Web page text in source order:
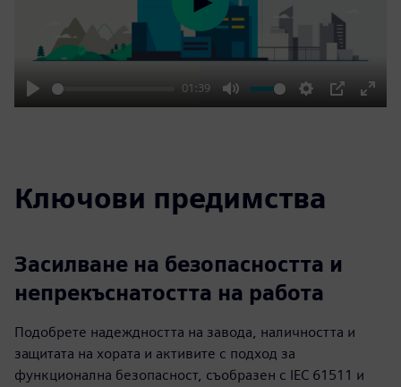
Play
01:39
Mute Settings
PIP
Enter
Play
Ключови предимства
Засилване на безопасността и
непрекъснатостта на работа
Подобрете надеждността на завода, наличността и
защитата на хората и активите с подход за
функционална безопасност, съобразен с IEC 61511 и